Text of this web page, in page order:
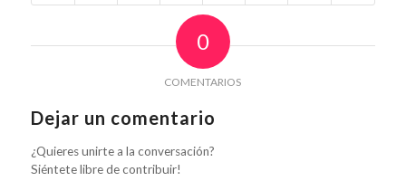
0
COMENTARIOS
Dejar un comentario
¿Quieres unirte a la conversación?
Siéntete libre de contribuir!